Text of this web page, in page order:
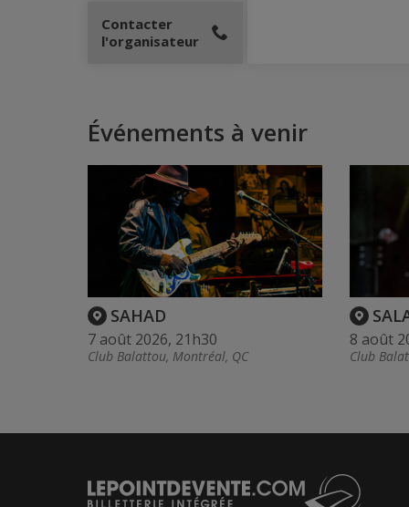
Contacter
l'organisateur
Événements à venir
SAHAD
7 août 2026, 21h30
Club Balattou, Montréal, QC
8 août
Club